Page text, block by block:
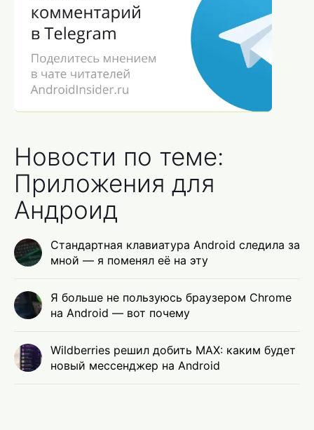
Новости по теме:
Приложения для
Андроид
Стандартная клавиатура Android следила за
мной — я поменял её на эту
Я больше не пользуюсь браузером Chrome
на Android — вот почему
Wildberries решил добить MAX: каким будет
новый мессенджер на Android